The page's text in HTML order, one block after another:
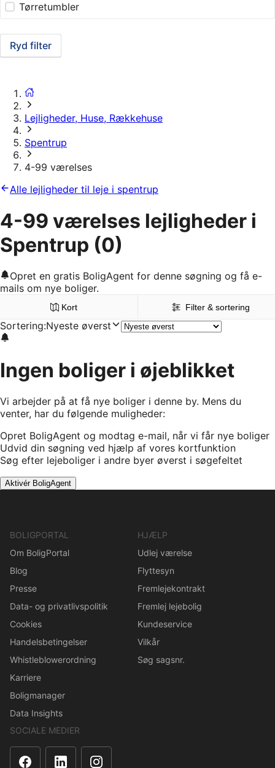
Tørretumbler
Ryd filter
Lejligheder, Huse, Rækkehuse
Spentrup
4-99 værelses
Alle lejligheder til leje i spentrup
4-99 værelses lejligheder i
Spentrup (0)
Opret en gratis BoligAgent for denne søgning og få e-
mails om nye boliger.
Kort Filter & sortering
Sortering:Nyeste øverst
Ingen boliger i øjeblikket
Vi arbejder på at få nye boliger i denne by. Mens du
venter, har du følgende muligheder:
Opret BoligAgent og modtag e-mail, når vi får nye boliger
Udvid din søgning ved hjælp af vores kortfunktion
Søg efter lejeboliger i andre byer øverst i søgefeltet
Aktivér BoligAgent
BOLIGPORTAL
Om BoligPortal
Blog
Presse
Data- og privatlivspolitik
Cookies
Handelsbetingelser
Whistleblowerordning
Karriere
Boligmanager
Data Insights
HJÆLP
Udlej værelse
Flyttesyn
Fremlejekontrakt
Fremlej lejebolig
Kundeservice
Vilkår
Søg sagsnr.
SOCIALE MEDIER